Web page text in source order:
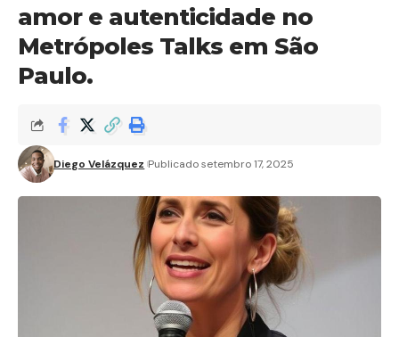
amor e autenticidade no
Metrópoles Talks em São
Paulo.
Diego Velázquez Publicado setembro 17, 2025